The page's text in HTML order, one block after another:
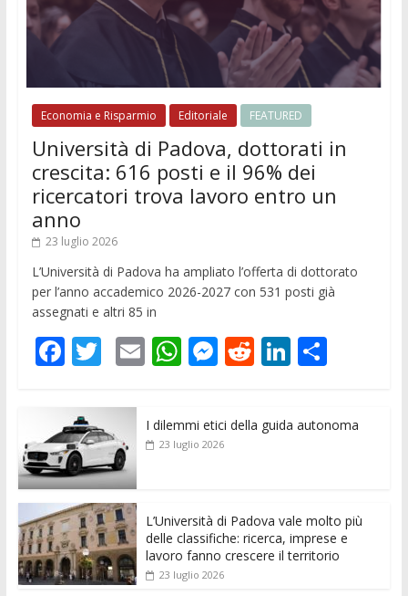
Economia e Risparmio Editoriale FEATURED
Università di Padova, dottorati in
crescita: 616 posti e il 96% dei
ricercatori trova lavoro entro un
anno
23 luglio 2026
L’Università di Padova ha ampliato l’offerta di dottorato
per l’anno accademico 2026-2027 con 531 posti già
assegnati e altri 85 in
F
e
b
o
o
k
T
itt
er
E
ai
l
W
s
p
M
ss
e
er
R
di
Li
e
C
di
I dilemmi etici della guida autonoma
23 luglio 2026
L’Università di Padova vale molto più
delle classifiche: ricerca, imprese e
lavoro fanno crescere il territorio
23 luglio 2026